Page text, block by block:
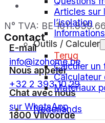
Articles sur
l’isolation
Outils / Calculer
Terug
Calculer un
Calculateur
Matériaux
Nederlands
N° TVA: BE
Contact
E-mail
info@izohome.be
Nous appeler
+32 2 393 10 29
Chat avec nous
sur WhatsApp
1800 Vilvoorde